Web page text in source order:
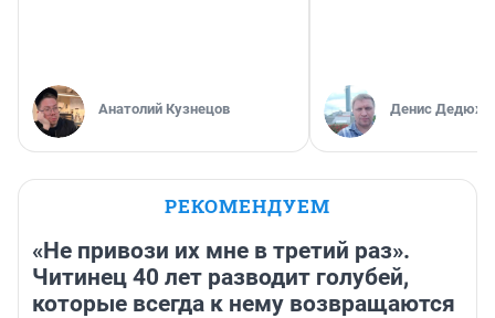
Анатолий Кузнецов Денис
РЕКОМЕНДУЕМ
«Не привози их мне в третий раз».
Читинец 40 лет разводит голубей,
которые всегда к нему возвращаются